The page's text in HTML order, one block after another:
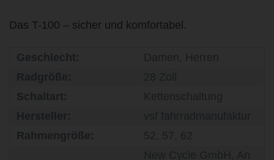
Das T-100 – sicher und komfortabel.
Geschlecht:
Damen, Herren
Schaltart:
Kettenschaltung
Rahmengröße:
52, 57, 62